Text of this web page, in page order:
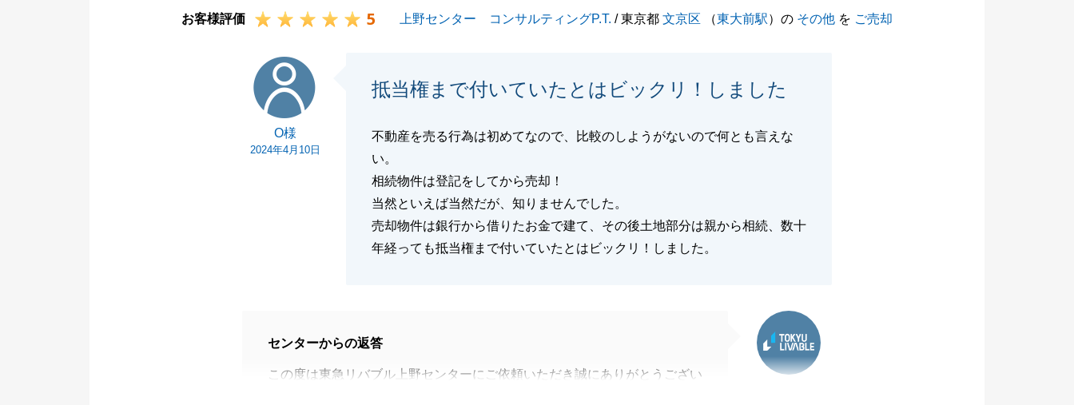
お客様評価 5 上野センター コンサルティングP.T. / 東京都文京区 （東大前駅）の その他 を ご売却
O様
2024年4月10日
抵当権まで付いていたとはビックリ！しました
不動産を売る行為は初めてなので、比較のしようがないので何とも言えな
い。
相続物件は登記をしてから売却！
当然といえば当然だが、知りませんでした。
売却物件は銀行から借りたお金で建て、その後土地部分は親から相続、数十
年経っても抵当権まで付いていたとはビックリ！しました。
センターからの返答
この度は東急リバブル上野センターにご依頼いただき誠にありがとうござい